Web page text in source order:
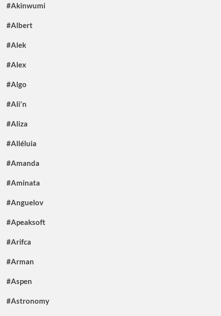
#Akinwumi
#Albert
#Alek
#Alex
#Algo
#Ali'n
#Aliza
#Alléluia
#Amanda
#Aminata
#Anguelov
#Apeaksoft
#Arifca
#Arman
#Aspen
#Astronomy